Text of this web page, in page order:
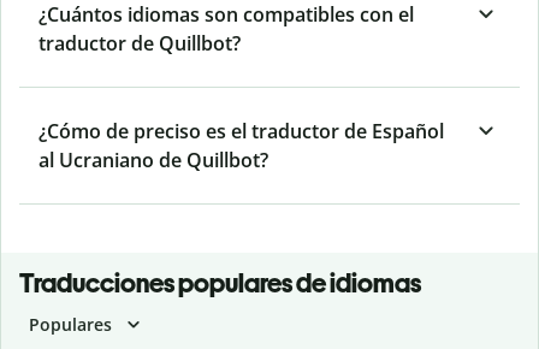
¿Cuántos idiomas son compatibles con el
traductor de Quillbot?
¿Cómo de preciso es el traductor de Español
al Ucraniano de Quillbot?
Traducciones populares de idiomas
Populares